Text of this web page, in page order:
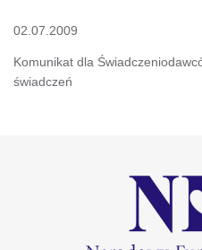
02.07.2009
Komunikat dla
świadczeń